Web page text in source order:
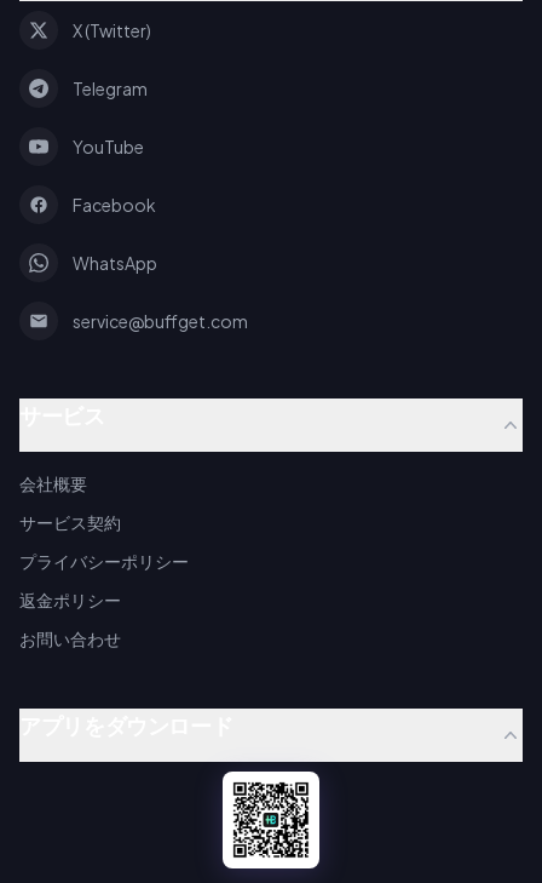
X (Twitter)
Telegram
YouTube
Facebook
WhatsApp
service@buffget.com
会社概要
サービス契約
プライバシーポリシー
返金ポリシー
お問い合わせ